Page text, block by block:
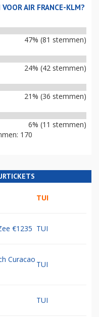
AIR FRANCE-KLM?
47% (81 stemmen)
24% (42 stemmen)
21% (36 stemmen)
6% (11 stemmen)
170
TUI
€1235 TUI
Curacao
TUI
TUI